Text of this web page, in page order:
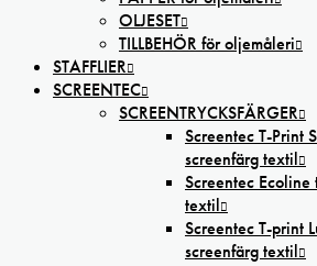
OLJESET
TILLBEHÖR för oljemåleri
STAFFLIER
SCREENTEC
SCREENTRYCKSFÄRGER
Screentec T-Print
screenfärg textil
Screentec
textil
Screentec T-print
screenfärg textil